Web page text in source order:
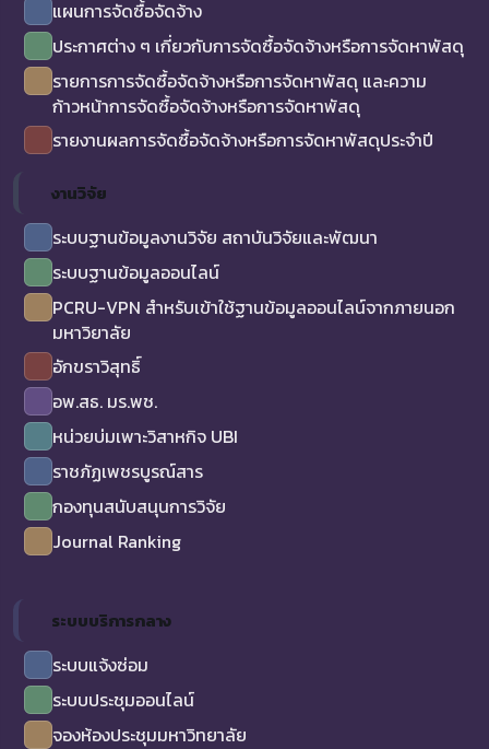
แผนการจัดซื้อจัดจ้าง
ประกาศต่าง ๆ เกี่ยวกับการจัดซื้อจัดจ้างหรือการจัดหาพัสดุ
รายการการจัดซื้อจัดจ้างหรือการจัดหาพัสดุ และความ
ก้าวหน้าการจัดซื้อจัดจ้างหรือการจัดหาพัสดุ
รายงานผลการจัดซื้อจัดจ้างหรือการจัดหาพัสดุประจำปี
งานวิจัย
ระบบฐานข้อมูลงานวิจัย สถาบันวิจัยและพัฒนา
ระบบฐานข้อมูลออนไลน์
PCRU-VPN สำหรับเข้าใช้ฐานข้อมูลออนไลน์จากภายนอก
มหาวิยาลัย
อักขราวิสุทธิ์
อพ.สธ. มร.พช.
หน่วยบ่มเพาะวิสาหกิจ UBI
ราชภัฏเพชรบูรณ์สาร
กองทุนสนับสนุนการวิจัย
Journal Ranking
ระบบบริการกลาง
ระบบแจ้งซ่อม
ระบบประชุมออนไลน์
จองห้องประชุมมหาวิทยาลัย